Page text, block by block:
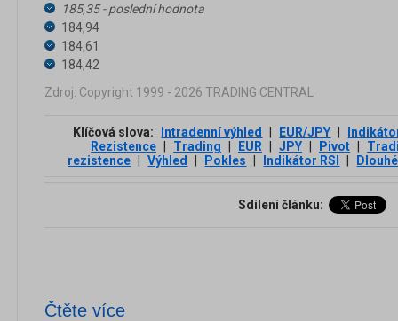
185,35 - poslední hodnota
184,94
184,61
184,42
Zdroj: Copyright 1999 - 2026 TRADING CENTRAL
Klíčová slova: Intradenní výhled EUR/JPY
Rezistence
Trading EUR JPY Pivot
rezistence
Výhled Pokles Indikátor RSI
Sdílení článku:
Čtěte více